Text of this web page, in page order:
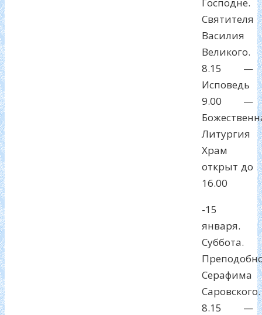
Святителя
Василия
Великого.
8.15 —
Исповедь
9.00 —
Литургия
Храм
открыт до
16.00
-15
января.
Суббота.
Серафима
Саровского.
8.15 —